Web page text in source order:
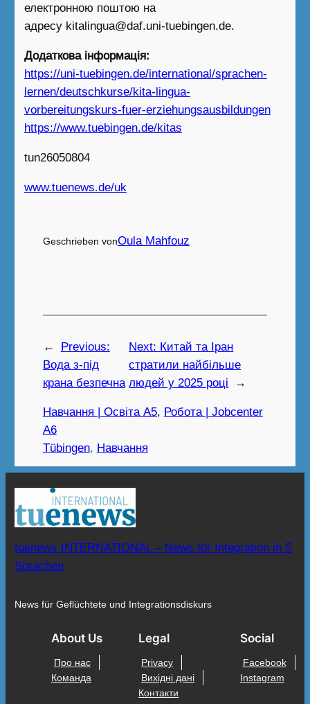
електронною поштою на
адресу kitalingua@daf.uni-tuebingen.de.
Додаткова інформація:
https://uni-tuebingen.de/international/sprachen-
lernen/deutschkurse/kita-lingua-
vorbereitungskurs-fuer-erziehungsausbildungen
https://www.tuebingen.de/kitas
tun26050804
www.tuenews.de/uk
Geschrieben vonOula Mahfouz
←
Previous:
Вода з-під
крана безпечна
Next: Китай та Іран
стратили найбільше
людей у 2025 році
→
Навчання | Освіта A5, Робота | Jobcenter
A6
Tübingen, Навчання
tuenews INTERNATIONAL – News für Integration in 5
Sprachen
News für Geflüchtete und Integrationsdiskurs
About Us
Про нас
Команда
Legal
Privacy
Вихідні дані
Контакти
Social
Facebook
Instagram